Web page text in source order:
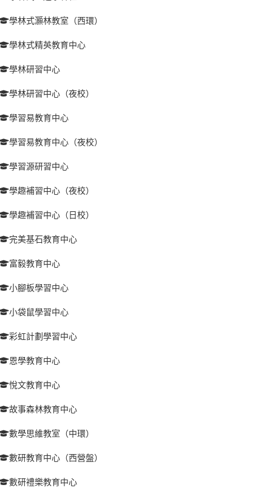
學林式灝林教室（西環）
學林式精英教育中心
學林研習中心
學林研習中心（夜校）
學習易教育中心
學習易教育中心（夜校）
學習源研習中心
學趣補習中心（夜校）
學趣補習中心（日校）
完美基石教育中心
富毅教育中心
小腳板學習中心
小袋鼠學習中心
彩虹計劃學習中心
恩學教育中心
悅文教育中心
故事森林教育中心
數學思維教室（中環）
數研教育中心（西營盤）
數研禮樂教育中心